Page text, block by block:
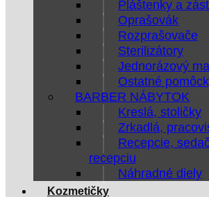
Pláštenky a
Oprašovák
Rozprašovače
Sterilizátory
Jednorázový
Ostatné
BARBER NÁBYTOK
Kreslá, stoličky
Zrkadlá,
Recepcie,
recepciu
Náhradné diely
Kozmetičky